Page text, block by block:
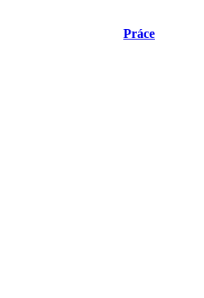
Práce